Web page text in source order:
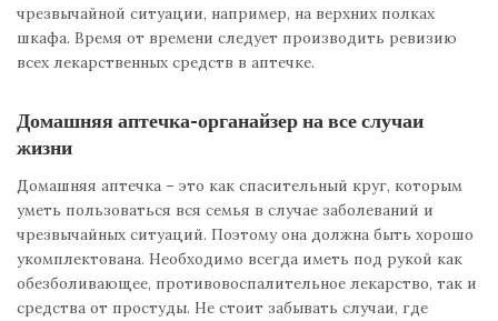
чрезвычайной ситуации, например, на верхних полках
шкафа. Время от времени следует производить ревизию
всех лекарственных средств в аптечке.
Домашняя аптечка-органайзер на все случаи
жизни
Домашняя аптечка – это как спасительный круг, которым
уметь пользоваться вся семья в случае заболеваний и
чрезвычайных ситуаций. Поэтому она должна быть хорошо
укомплектована. Необходимо всегда иметь под рукой как
обезболивающее, противовоспалительное лекарство, так и
средства от простуды. Не стоит забывать случаи, где